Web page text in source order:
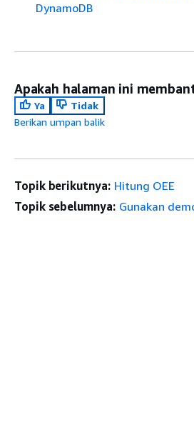
DynamoDB
Apakah halaman ini
Ya
Tidak
Berikan umpan balik
Topik berikutnya: Hitung OEE
Topik sebelumnya: Gunakan